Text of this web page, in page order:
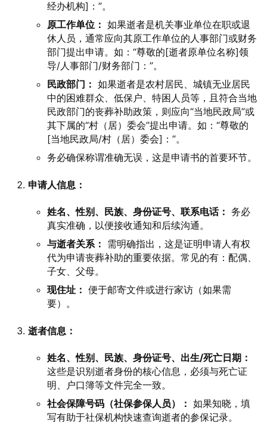
经办机构]：”。
原工作单位： 如果逝者是机关事业单位在职或退
休人员，通常应向其原工作单位的人事部门或财务
部门提出申请。如：“尊敬的[逝者原单位名称]领
导/人事部门/财务部门：”。
民政部门： 如果逝者是农村居民、城镇无业居民
中的困难群众、低保户、特困人员等，且符合当地
民政部门的丧葬补助政策，则应向“当地民政局”或
其下属的“村（居）委会”提出申请。如：“尊敬的
[当地民政局/村（居）委会]：”。
务必确保称谓准确无误，这是申请书的首要环节。
申请人信息：
姓名、性别、民族、身份证号、联系电话： 务必
真实准确，以便接收通知和后续沟通。
与逝者关系： 需明确指出，这是证明申请人有权
代为申请丧葬补助的重要依据。常见的有：配偶、
子女、父母。
现住址： 便于邮寄文件或进行家访（如果需
要）。
逝者信息：
姓名、性别、民族、身份证号、出生/死亡日期：
这些是识别逝者身份的核心信息，必须与死亡证
明、户口簿等文件完全一致。
社会保障号码（社保参保人员）： 如果知晓，填
写有助于社保机构快速查询逝者的参保记录。